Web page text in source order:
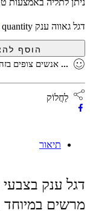
דגל גאווה ענק quantity
... אנשים צופים
לַחֲלוֹק
תיאור
מרשים במיוחד